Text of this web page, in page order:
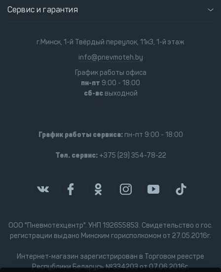
Сервис и гарантия
ООО "Пневмотехцентр". УНП 192655853. Свидетельство о гос.
регистрации выдано Минским горисполкомом от 27.05.2016г.
Интернет-магазин зарегистрирован в Торговом реестре
Республики Беларусь №334203 от 07.06.2016г.
г.Минск, 1-й Твёрдый переулок, 11к3, 1-й этаж
info@pnevmoteh.by
График работы офиса
пн-пт 9:00 - 18:00
сб-всвыходной
График работы сервиса:пн-пт 9:00 - 18:00
Тел. сервис:+375 (29) 354-78-22